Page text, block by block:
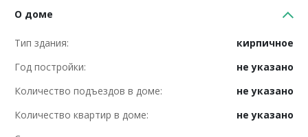
О доме
Тип здания:
кирпичное
Год постройки:
не указано
Количество подъездов в доме:
не указано
Количество квартир в доме:
не указано